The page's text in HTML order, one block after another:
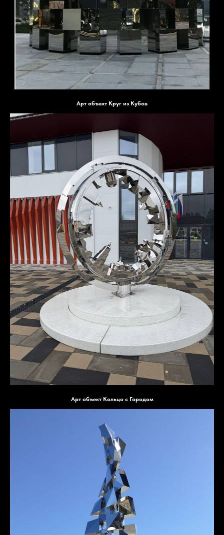
Арт объект Круг из Кубов
Арт объект Кольцо с Городом